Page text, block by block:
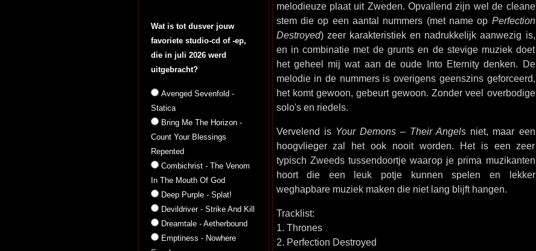
Wat is tot dusver jouw
favoriete studio-cd of -ep,
die in juli 2026 werd
uitgebracht?
Avenged Sevenfold -
Statica
Bring Me The Horizon -
Count Your Blessings
Repented
Combichrist - The Venom
In The Mouth Of God
Deep Purple - Splat!
Devildriver - Strike And Kill
Dreamtale - Aetherbound
Emptiness - Nowhere
melodieuze plaat uit Zweden. Opvallend zijn wel de cleane
stem die op een aantal nummers (met name op Perfection
Destroyed) zeer karakteristiek en nadrukkelijk aanwezig is,
en in combinatie met de grunts en de stevige muziek doet
het geheel mij wat aan de oude Into Eternity denken. De
melodie in de nummers is overigens geenszins geforceerd,
het komt gewoon, gebeurt gewoon. Zonder veel overbodige
solo's en riedels.
Vervelend is Your Demons – Their Angels niet, maar een
hoogvlieger zal het ook nooit worden. Het is een zeer
typisch Zweeds tussendoortje waarop je prima muzikanten
hoort die een leuk potje kunnen spelen en lekker
weghapbare muziek maken die niet lang blijft hangen.
Tracklist:
1. Thrones
2. Perfection Destroyed